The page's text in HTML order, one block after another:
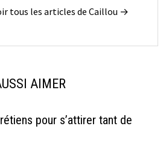
tous les articles de Caillou →
AIMER
pour s’attirer tant de